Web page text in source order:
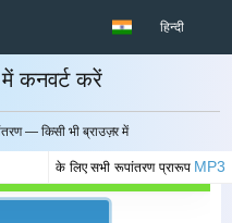
हिन्दी
कनवर्ट करें
— किसी भी ब्राउज़र में
के लिए सभी रूपांतरण प्रारूप MP3